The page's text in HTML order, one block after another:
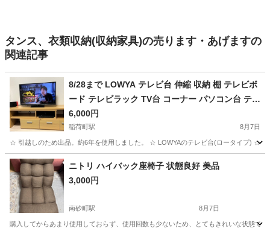
タンス、衣類収納(収納家具)の売ります・あげますの
関連記事
8/28まで LOWYA テレビ台 伸縮 収納 棚 テレビボ
ード テレビラック TV台 コーナー パソコン台 テレ
ビラック TVボード ロータイプ l字
6,000円
稲荷町駅 8月7日
☆ 引越しのため出品。約6年を使用しました。 ☆ LOWYAのテレビ台(ロータイプ) ☆
東京 台東区 稲荷町駅 収納家具
ニトリ ハイバック座椅子 状態良好 美品
3,000円
南砂町駅 8月7日
購入してからあまり使用しておらず、使用回数も少ないため、とてもきれいな状態で